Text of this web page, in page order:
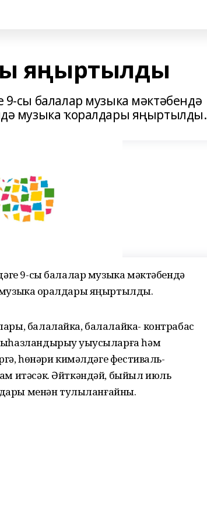
яңыртылды
сы балалар музыка мәктәбендә
музыка ҡоралдары яңыртылды.
9-сы балалар музыка мәктәбендә
ҡоралдары яңыртылды.
балалайка, балалайка- контрабас
уҡыусыларға һәм
һөнәри кимәлдәге фестиваль-
итәсәк. Әйткәндәй, быйыл июль
менән тулыланғайны.